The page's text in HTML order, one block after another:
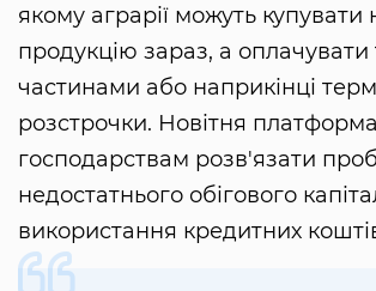
якому аграрії можуть купувати
продукцію зараз, а оплачувати
частинами або наприкінці
розстрочки. Новітня
господарствам розв'язати
недостатнього обігового
використання кредитних